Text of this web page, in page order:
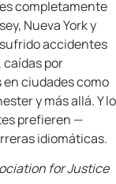
Nos tomamos
llegado, y
ser la
hoy.
Idioma